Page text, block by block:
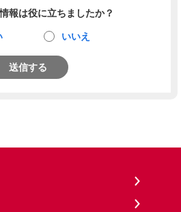
報は役に立ちましたか？
いいえ
送信する